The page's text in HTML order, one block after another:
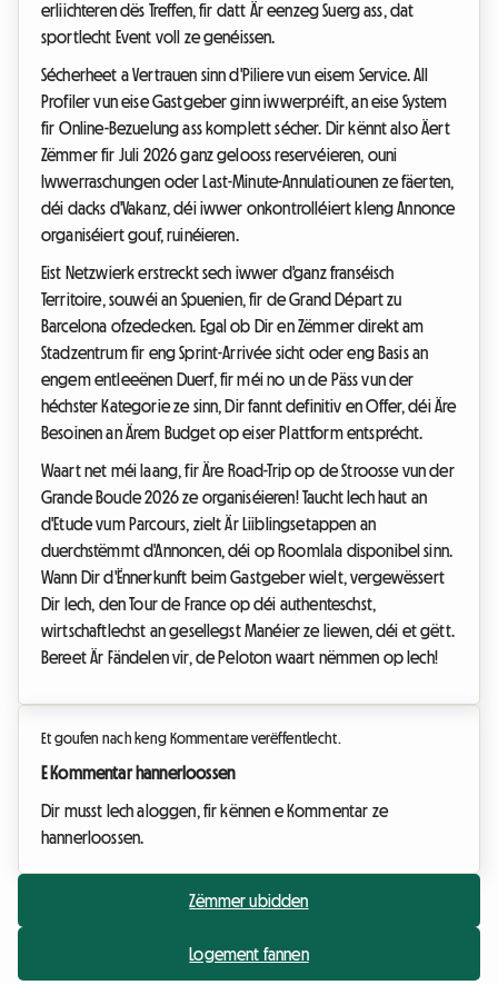
erliichteren dës Treffen, fir datt Är eenzeg Suerg ass, dat
sportlecht Event voll ze genéissen.
Sécherheet a Vertrauen sinn d'Piliere vun eisem Service. All
Profiler vun eise Gastgeber ginn iwwerpréift, an eise System
fir Online-Bezuelung ass komplett sécher. Dir kënnt also Äert
Zëmmer fir Juli 2026 ganz gelooss reservéieren, ouni
Iwwerraschungen oder Last-Minute-Annulatiounen ze fäerten,
déi dacks d'Vakanz, déi iwwer onkontrolléiert kleng Annonce
organiséiert gouf, ruinéieren.
Eist Netzwierk erstreckt sech iwwer d'ganz franséisch
Territoire, souwéi an Spuenien, fir de Grand Départ zu
Barcelona ofzedecken. Egal ob Dir en Zëmmer direkt am
Stadzentrum fir eng Sprint-Arrivée sicht oder eng Basis an
engem entleeënen Duerf, fir méi no un de Päss vun der
héchster Kategorie ze sinn, Dir fannt definitiv en Offer, déi Äre
Besoinen an Ärem Budget op eiser Plattform entsprécht.
Waart net méi laang, fir Äre Road-Trip op de Stroosse vun der
Grande Boucle 2026 ze organiséieren! Taucht Iech haut an
d'Etude vum Parcours, zielt Är Liiblingsetappen an
duerchstëmmt d'Annoncen, déi op Roomlala disponibel sinn.
Wann Dir d'Ënnerkunft beim Gastgeber wielt, vergewëssert
Dir Iech, den Tour de France op déi authenteschst,
wirtschaftlechst an gesellegst Manéier ze liewen, déi et gëtt.
Bereet Är Fändelen vir, de Peloton waart nëmmen op Iech!
Et goufen nach keng Kommentare verëffentlecht.
E Kommentar hannerloossen
Dir musst Iech aloggen, fir kënnen e Kommentar ze
hannerloossen.
Zëmmer ubidden
Logement fannen